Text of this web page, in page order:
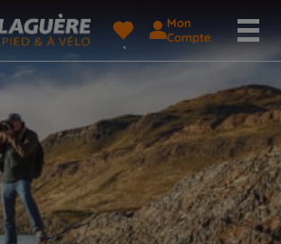
Mon
Compte